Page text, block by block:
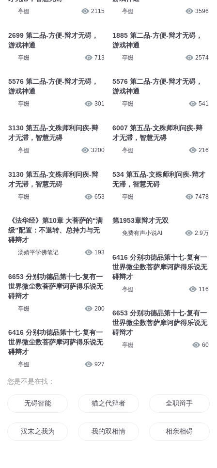
亭姗 2115
2699 第二品-方便-辩才无碍，
游戏神通
亭姗 713
5576 第二品-方便-辩才无碍，
游戏神通
亭姗 301
3130 第五品-文殊师利问疾-辩
才无滞，智慧无碍
亭姗 3200
3130 第五品-文殊师利问疾-辩
才无滞，智慧无碍
亭姗 653
《法华经》第10章 大菩萨的“满
级”配置：不退转、总持力与无
碍辩才
汤婧平学佛笔记 193
6653 分别功德品第十七-复有一
世界微尘数菩萨摩诃萨得乐说无
碍辩才
亭姗 200
6416 分别功德品第十七-复有一
世界微尘数菩萨摩诃萨得乐说无
碍辩才
亭姗 927
亭姗 3596
1885 第二品-方便-辩才无碍，
游戏神通
亭姗 2574
5576 第二品-方便-辩才无碍，
游戏神通
亭姗 541
6007 第五品-文殊师利问疾-辩
才无滞，智慧无碍
亭姗 216
534 第五品-文殊师利问疾-辩才
无滞，智慧无碍
亭姗 7478
第1953章辩才无双
免费有声小说AI 2.9万
6416 分别功德品第十七-复有一
世界微尘数菩萨摩诃萨得乐说无
碍辩才
亭姗 116
6653 分别功德品第十七-复有一
世界微尘数菩萨摩诃萨得乐说无
碍辩才
亭姗 60
您是不是在找：
无碍智能 猫之代辩者 全职辩手
汉末之我为刘辩 我的双相情感障碍 相亲相碍